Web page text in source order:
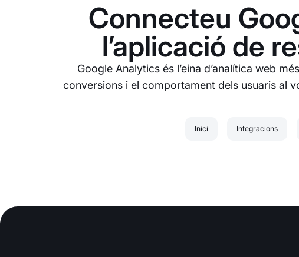
Connecteu
l’aplicació de
Google Analytics és l’eina d’analítica web
conversions i el comportament dels usuaris al
Inici Integracions